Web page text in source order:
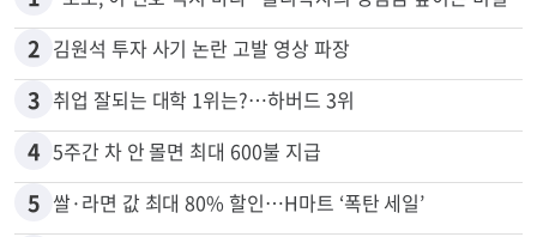
많이 본 뉴스
1 “로또, 이 번호 찍지 마라” 물리학자의 당첨금 높이는 비밀
2 김원석 투자 사기 논란 고발 영상 파장
3 취업 잘되는 대학 1위는?…하버드 3위
4 5주간 차 안 몰면 최대 600불 지급